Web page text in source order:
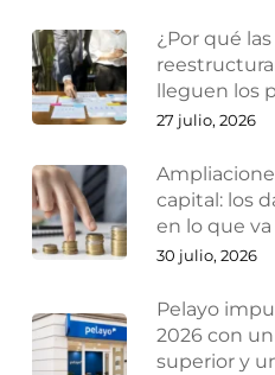
¿Por qué
lleguen los
27 julio, 2026
capital: los
en lo que
30 julio, 2026
Pelayo
2026 con
superior y